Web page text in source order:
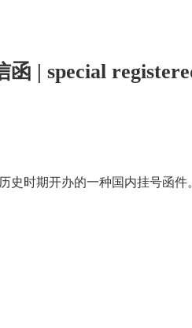
函 | special
史时期开办的一种国内挂号函